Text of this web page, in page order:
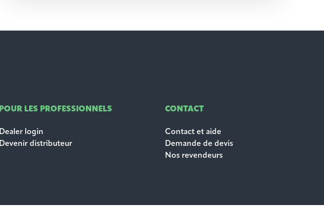
POUR LES PROFESSIONNELS
Dealer login
Devenir distributeur
CONTACT
Contact et aide
Demande de devis
Nos revendeurs